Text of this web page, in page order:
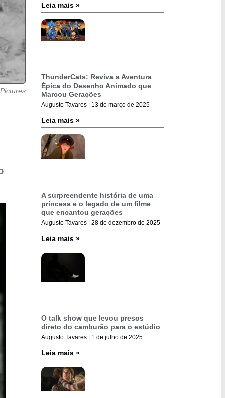
Leia mais »
ThunderCats: Reviva a Aventura
Épica do Desenho Animado que
Marcou Gerações
Augusto Tavares 13 de março de 2025
Leia mais »
A surpreendente história de uma
princesa e o legado de um filme
que encantou gerações
Augusto Tavares 28 de dezembro de 2025
Leia mais »
O talk show que levou presos
direto do camburão para o estúdio
Augusto Tavares 1 de julho de 2025
Leia mais »